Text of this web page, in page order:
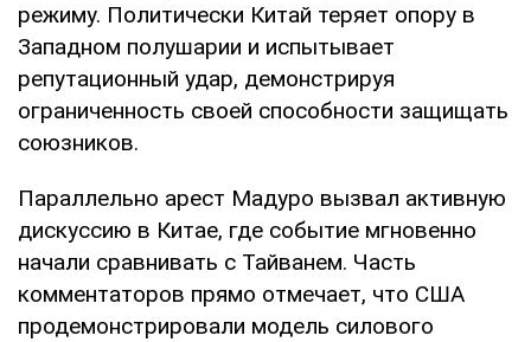
режиму. Политически Китай теряет опору в
Западном полушарии и испытывает
репутационный удар, демонстрируя
ограниченность своей способности защищать
союзников.
Параллельно арест Мадуро вызвал активную
дискуссию в Китае, где событие мгновенно
начали сравнивать с Тайванем. Часть
комментаторов прямо отмечает, что США
продемонстрировали модель силового